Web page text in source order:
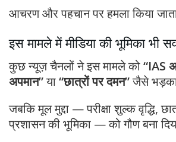
आचरण और पहचान पर हमला किया
इस मामले में मीडिया की भूमिका भी
कुछ न्यूज़ चैनलों ने इस मामले को“IAS
अपमान”या“छात्रों पर दमन”जैसे
जबकि मूल मुद्दा — परीक्षा शुल्क वृद्धि,
प्रशासन की भूमिका — को गौण बना